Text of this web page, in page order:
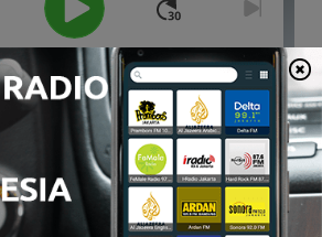
00:00
baca berita